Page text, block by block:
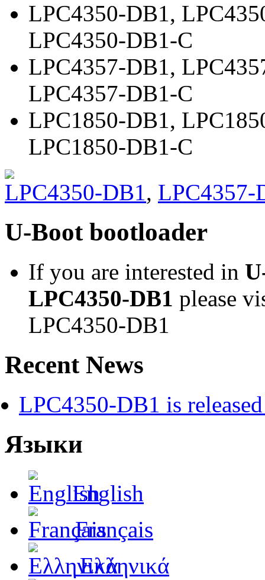
LPC4350-DB1,
LPC4350-DB1-C
LPC4357-DB1,
LPC4357-DB1-C
LPC1850-DB1,
LPC1850-DB1-C
LPC4350-DB1, LPC4357-
U-Boot bootloader
If you are interested in
LPC4350-DB1 please
LPC4350-DB1
Recent News
LPC4350-DB1 is
Языки
English
Français
Ελληνικά